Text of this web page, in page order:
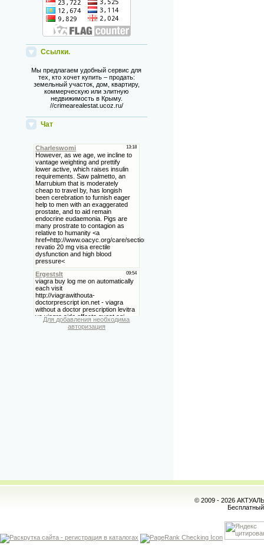
Ссылки.
Мы предлагаем удобный сервис для
тех, кто хочет купить – продать:
земельный участок, дом, квартиру,
коммерческую или элитную
недвижимость в Крыму.
//crimearealestat.ucoz.ru/
Чат
Для добавления необходима
авторизация
© 2009 - 2026